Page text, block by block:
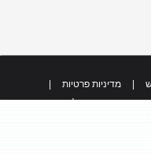
מדיניות פרטיות
כל הזכויות שמורות